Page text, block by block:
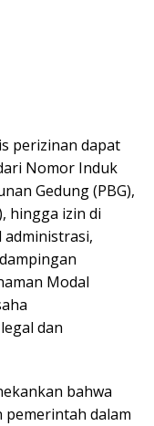
perizinan dapat
Nomor Induk
Gedung (PBG),
hingga izin di
administrasi,
Modal
dan
bahwa
dalam